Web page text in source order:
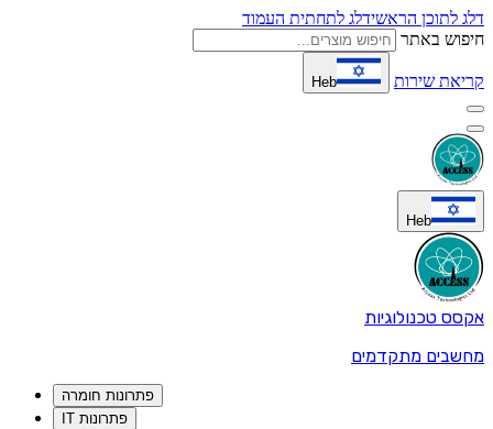
דלג לתוכן הראשידלג לתחתית העמוד
חיפוש באתר
קריאת שירות Heb
Heb
אקסס טכנולוגיות
מחשבים מתקדמים
פתרונות חומרה
פתרונות IT